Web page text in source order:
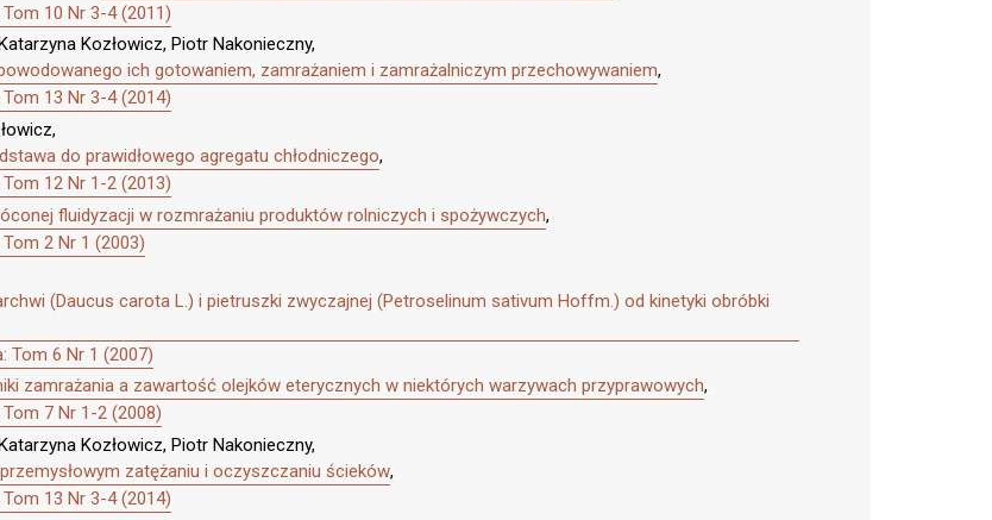
10 Nr 3-4 (2011)
Kozłowicz, Piotr Nakonieczny,
ich gotowaniem, zamrażaniem i zamrażalniczym przechowywaniem,
13 Nr 3-4 (2014)
do prawidłowego agregatu chłodniczego,
12 Nr 1-2 (2013)
fluidyzacji w rozmrażaniu produktów rolniczych i spożywczych,
2 Nr 1 (2003)
(Daucus carota L.) i pietruszki zwyczajnej (Petroselinum sativum Hoffm.) od kinetyki obróbki
Tom 6 Nr 1 (2007)
zamrażania a zawartość olejków eterycznych w niektórych warzywach przyprawowych,
7 Nr 1-2 (2008)
Kozłowicz, Piotr Nakonieczny,
zatężaniu i oczyszczaniu ścieków,
13 Nr 3-4 (2014)